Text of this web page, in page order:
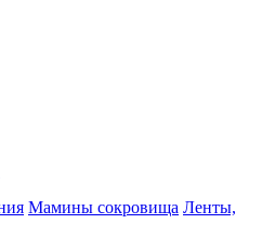
Мамины сокровища Ленты,